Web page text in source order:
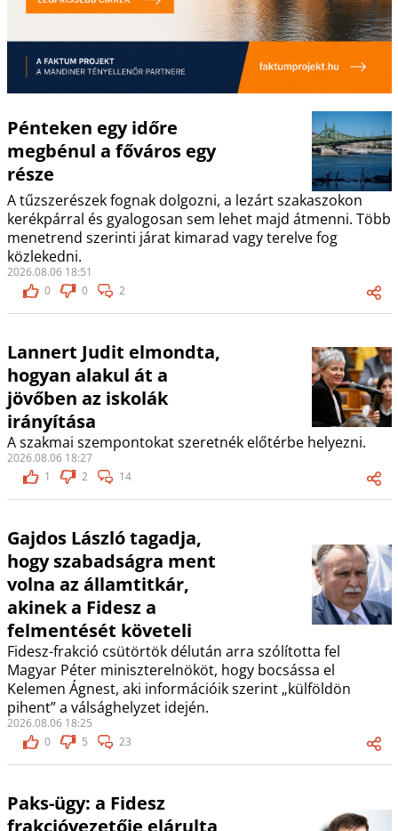
Pénteken egy időre
megbénul a főváros egy
része
A tűzszerészek fognak dolgozni, a lezárt szakaszokon
kerékpárral és gyalogosan sem lehet majd átmenni. Több
menetrend szerinti járat kimarad vagy terelve fog
közlekedni.
2026.08.06 18:51
0
0 2
Lannert Judit elmondta,
hogyan alakul át a
jövőben az iskolák
irányítása
A szakmai szempontokat szeretnék előtérbe helyezni.
2026.08.06 18:27
1
2 14
Gajdos László tagadja,
hogy szabadságra ment
volna az államtitkár,
akinek a Fidesz a
felmentését követeli
Fidesz-frakció csütörtök délután arra szólította fel
Magyar Péter miniszterelnököt, hogy bocsássa el
Kelemen Ágnest, aki információik szerint „külföldön
pihent” a válsághelyzet idején.
2026.08.06 18:25
0
5 23
Paks-ügy: a Fidesz